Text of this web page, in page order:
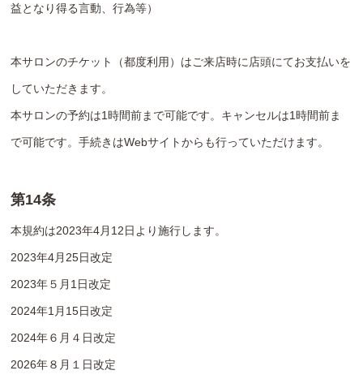
益となり得る言動、行為等）
本サロンのチケット（都度利用）はご来店時に店頭にてお支払いを
していただきます。
本サロンの予約は1時間前まで可能です。キャンセルは1時間前ま
で可能です。手続きはWebサイトからも行っていただけます。
第14条
本規約は2023年4月12日より施行します。
2023年4月25日改定
2023年５月1日改定
2024年1月15日改定
2024年６月４日改定
2026年８月１日改定